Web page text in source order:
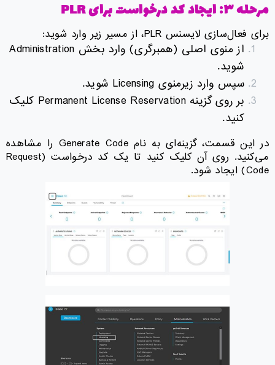
مرحله ۳: ایجاد کد درخواست برای PLR
برای فعال‌سازی لایسنس PLR، از مسیر زیر وارد شوید:
از منوی اصلی (همبرگری) وارد بخش Administration
شوید.
سپس وارد زیرمنوی Licensing شوید.
بر روی گزینه Permanent License Reservation کلیک
کنید.
در این قسمت، گزینه‌ای به نام Generate Code را مشاهده
می‌کنید. روی آن کلیک کنید تا یک کد درخواست (Request
Code) ایجاد شود.